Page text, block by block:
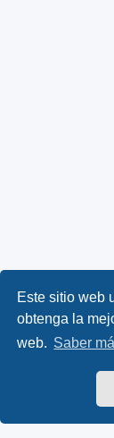
Este sitio web
obtenga la
web. Saber